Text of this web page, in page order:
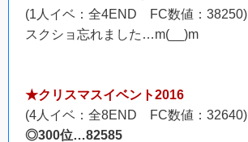
(1人イベ：全4END FC数値：38250)
スクショ忘れました…m(__)m
★クリスマスイベント2016
(4人イベ：全8END FC数値：32640)
◎300位…82585